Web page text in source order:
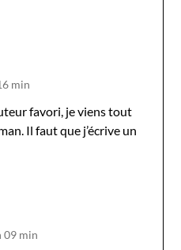
min
favori, je viens tout
Il faut que j’écrive un
09 min